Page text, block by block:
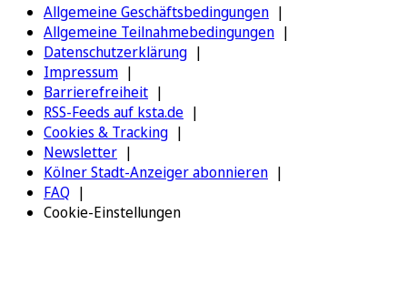
Allgemeine Geschäftsbedingungen
Allgemeine Teilnahmebedingungen
Datenschutzerklärung
Impressum
Barrierefreiheit
RSS-Feeds auf ksta.de
Cookies & Tracking
Newsletter
Kölner Stadt-Anzeiger abonnieren
FAQ
Cookie-Einstellungen